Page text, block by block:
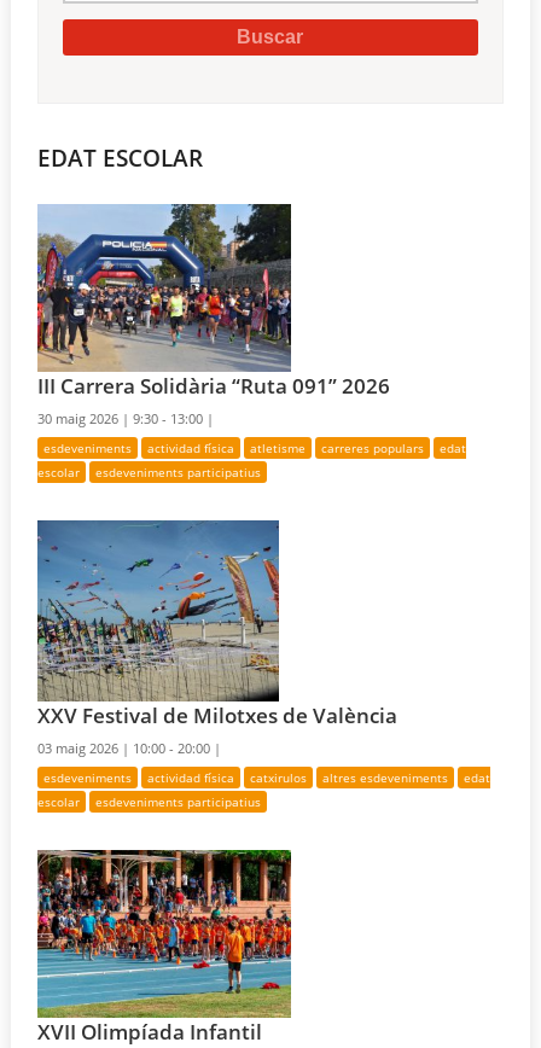
EDAT ESCOLAR
III Carrera Solidària “Ruta 091” 2026
30 maig 2026 |9:30 - 13:00 |
esdeveniments actividad física atletisme carreres populars
edat
escolar
esdeveniments participatius
XXV Festival de Milotxes de València
03 maig 2026 | 10:00 - 20:00 |
esdeveniments actividad física catxirulos altres esdeveniments
edat
escolar
esdeveniments participatius
XVII Olimpíada Infantil